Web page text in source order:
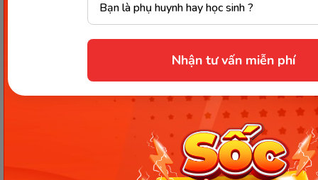
Nhận tư vấn miễn phí
Thịt bò cho bà
bầu
Trứng chiên
300g bò
1 quả trứng gà
Sinh tố chuối táo 1 ly